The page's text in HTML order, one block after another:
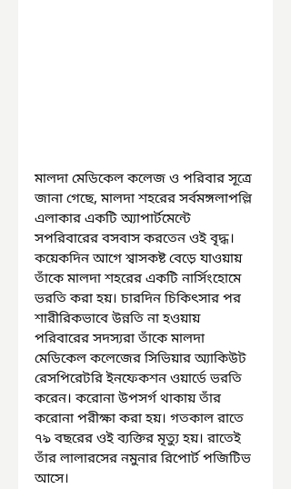
মালদা মেডিকেল কলেজ ও পরিবার সূত্রে
জানা গেছে, মালদা শহরের সর্বমঙ্গলাপল্লি
এলাকার একটি অ্যাপার্টমেন্টে
সপরিবারের বসবাস করতেন ওই বৃদ্ধ।
কয়েকদিন আগে শ্বাসকষ্ট বেড়ে যাওয়ায়
তাঁকে মালদা শহরের একটি নার্সিংহোমে
ভরতি করা হয়। চারদিন চিকিৎসার পর
শারীরিকভাবে উন্নতি না হওয়ায়
পরিবারের সদস্যরা তাঁকে মালদা
মেডিকেল কলেজের সিভিয়ার অ্যাকিউট
রেসপিরেটরি ইনফেকশন ওয়ার্ডে ভরতি
করেন। করোনা উপসর্গ থাকায় তাঁর
করোনা পরীক্ষা করা হয়। গতকাল রাতে
৭৯ বছরের ওই ব্যক্তির মৃত্যু হয়। রাতেই
তাঁর লালারসের নমুনার রিপোর্ট পজিটিভ
আসে।